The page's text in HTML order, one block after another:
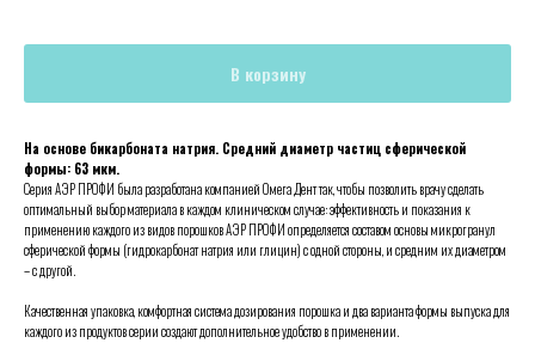
В корзину
На основе бикарбоната натрия. Средний диаметр частиц сферической
формы: 63 мкм.
Серия АЭР ПРОФИ была разработана компанией Омега Дент так, чтобы позволить врачу сделать
оптимальный выбор материала в каждом клиническом случае: эффективность и показания к
применению каждого из видов порошков АЭР ПРОФИ определяется составом основы микрогранул
сферической формы (гидрокарбонат натрия или глицин) с одной стороны, и средним их диаметром
– с другой.
Качественная упаковка, комфортная система дозирования порошка и два варианта формы выпуска для
каждого из продуктов серии создают дополнительное удобство в применении.